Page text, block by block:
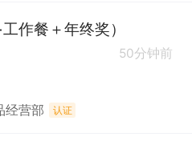
作餐＋年终奖）
50分钟前
经营部 认证